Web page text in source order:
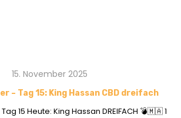
15. November 2025
– Tag 15: King Hassan CBD dreifach
15 Heute: King Hassan DREIFACH 💣🇲🇦 1